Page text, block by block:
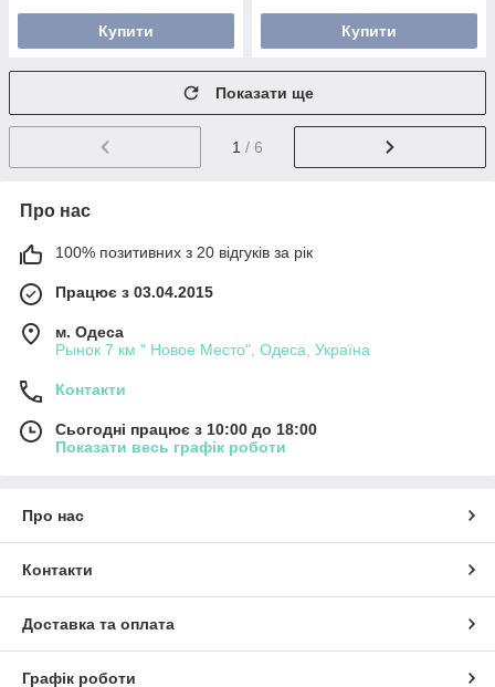
Купити Купити
Показати ще
1 / 6
Про нас
100% позитивних з 20 відгуків за рік
Працює з 03.04.2015
м. Одеса
Рынок 7 км " Новое Место", Одеса, Україна
Контакти
Сьогодні працює з 10:00 до 18:00
Показати весь графік роботи
Про нас
Контакти
Доставка та оплата
Графік роботи